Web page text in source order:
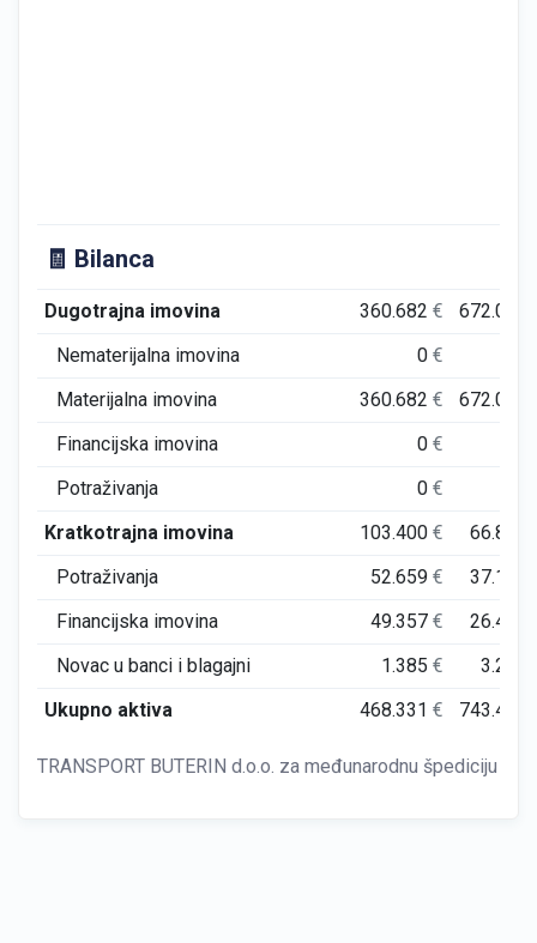
🧾 Bilanca
Dugotrajna imovina 360.682€ 672.027
Nematerijalna imovina
0€
Materijalna imovina
360.682€ 672.027
Financijska imovina
0€
Potraživanja
0€
Kratkotrajna imovina
103.400€ 66.836
Potraživanja
52.659€ 37.155
Financijska imovina
49.357€ 26.435
Novac u banci i blagajni
1.385€ 3.245
Ukupno aktiva
468.331€ 743.423
TRANSPORT BUTERIN d.o.o. za međunarodnu špediciju